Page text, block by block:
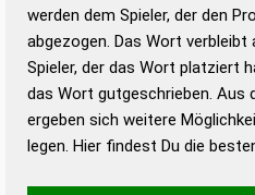
Duden –
Duden
Deutsch
Duden
Duden
werden dem Spieler, der den
abgezogen. Das Wort
Spieler, der das Wort platziert
das Wort gutgeschrieben. Aus
ergeben sich weitere
legen. Hier findest Du die